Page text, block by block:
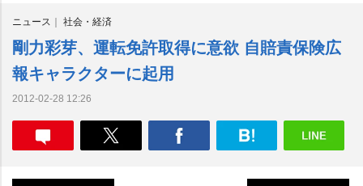
e
ニュース 社会・経済
剛力彩芽、運転免許取得に意欲 自賠責保険広
報キャラクターに起用
2012-02-28 12:26